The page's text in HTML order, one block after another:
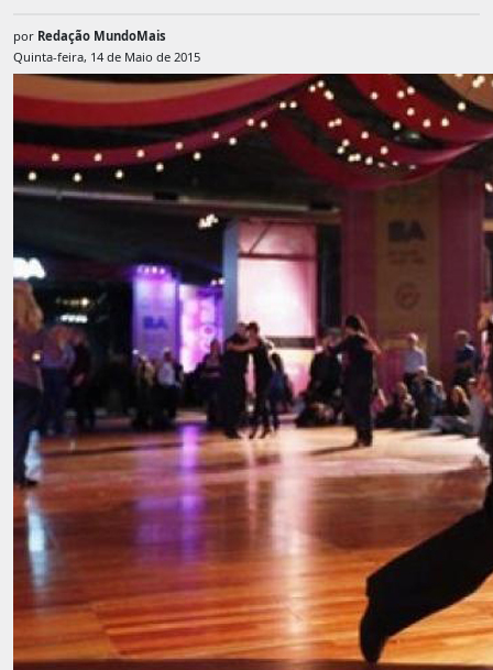
por Redação MundoMais
Quinta-feira, 14 de Maio de 2015